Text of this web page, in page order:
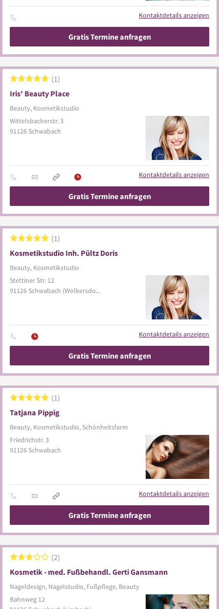
Kontaktdetails anzeigen
Gratis Termine anfragen
Iris' Beauty Place
Beauty, Kosmetikstudio
1
Wittelsbacherstr. 3
91126 Schwabach
Kontaktdetails anzeigen
Gratis Termine anfragen
Kosmetikstudio Inh. Pültz Doris
Beauty, Kosmetikstudio
1
Stettiner Str. 12
91126 Schwabach (Wolkersdorf)
Kontaktdetails anzeigen
Gratis Termine anfragen
Tatjana Pippig
Beauty, Kosmetikstudio, Schönheitsfarm
1
Friedrichstr. 3
91126 Schwabach
Kontaktdetails anzeigen
Gratis Termine anfragen
Kosmetik - med. Fußbehandl. Gerti Gansmann
Nageldesign, Nagelstudio, Fußpflege, Beauty
2
Bahnweg 12